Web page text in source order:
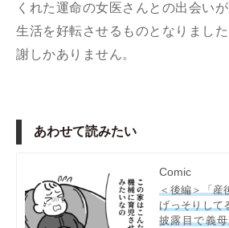
くれた運命の女医さんとの出会い
生活を好転させるものとなりまし
謝しかありません。
あわせて読みたい
Comic
＜後編＞「産
げっそりして
披露目で義